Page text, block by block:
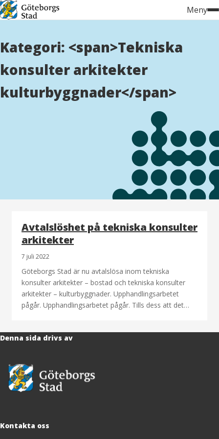
Hoppa
till
Meny
Kategori: <span>Tekniska
konsulter arkitekter
kulturbyggnader</span>
Avtalslöshet på tekniska konsulter
arkitekter
7 juli 2022
Göteborgs Stad är nu avtalslösa inom tekniska
konsulter arkitekter – bostad och tekniska konsulter
arkitekter – kulturbyggnader. Upphandlingsarbetet
pågår. Upphandlingsarbetet pågår. Tills dess att det…
Denna sida drivs av
Kontakta oss